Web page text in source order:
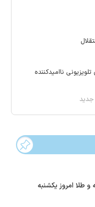
ناامیدکننده
جدید
طلا امروز یکشنبه